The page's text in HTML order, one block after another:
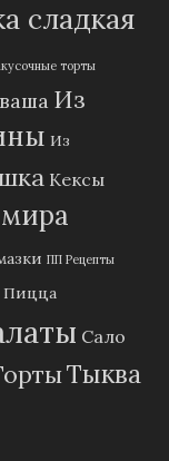
сладкая
торты
Из
Из
Кексы
ПП Рецепты
Пицца
Сало
Тыква